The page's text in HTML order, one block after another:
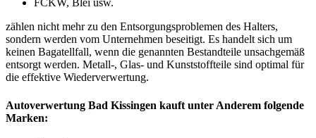
FCKW, Blei usw.
zählen nicht mehr zu den Entsorgungsproblemen des Halters,
sondern werden vom Unternehmen beseitigt. Es handelt sich um
keinen Bagatellfall, wenn die genannten Bestandteile unsachgemäß
entsorgt werden. Metall-, Glas- und Kunststoffteile sind optimal für
die effektive Wiederverwertung.
Autoverwertung Bad Kissingen kauft unter Anderem folgende
Marken: